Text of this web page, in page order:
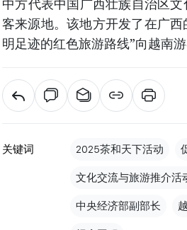
客来源地。该地方开发了在广
明足迹的红色旅游路线”向越南游
关键词 2025茶和天下活动
文化交流与旅游推介活
中央经济部副部长